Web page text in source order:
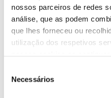
nossos parceiros de redes
análise, que as podem
que lhes forneceu ou
utilização dos respetivos
Necessários